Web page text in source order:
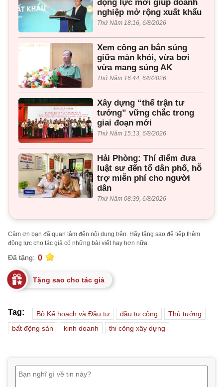
động lực mới giúp doanh
nghiệp mở rộng xuất khẩu
Thứ Năm 18:16, 6/8/2026
Xem công an bắn súng
giữa màn khói, vừa bơi
vừa mang súng AK
Thứ Năm 16:44, 6/8/2026
Xây dựng “thế trận tư
tưởng” vững chắc trong
giai đoạn mới
Thứ Năm 15:13, 6/8/2026
Hải Phòng: Thí điểm đưa
luật sư đến tổ dân phố, hỗ
trợ miễn phí cho người
dân
Thứ Năm 08:39, 6/8/2026
Cảm ơn bạn đã quan tâm đến nội dung trên. Hãy tặng sao để tiếp thêm
động lực cho tác giả có những bài viết hay hơn nữa.
Đã tặng: 0
Tặng sao cho tác giả
Tag: Bộ Kế hoạch và Đầu tư đầu tư công
Thủ tướng
bất động sản
kinh doanh thi công xây dựng